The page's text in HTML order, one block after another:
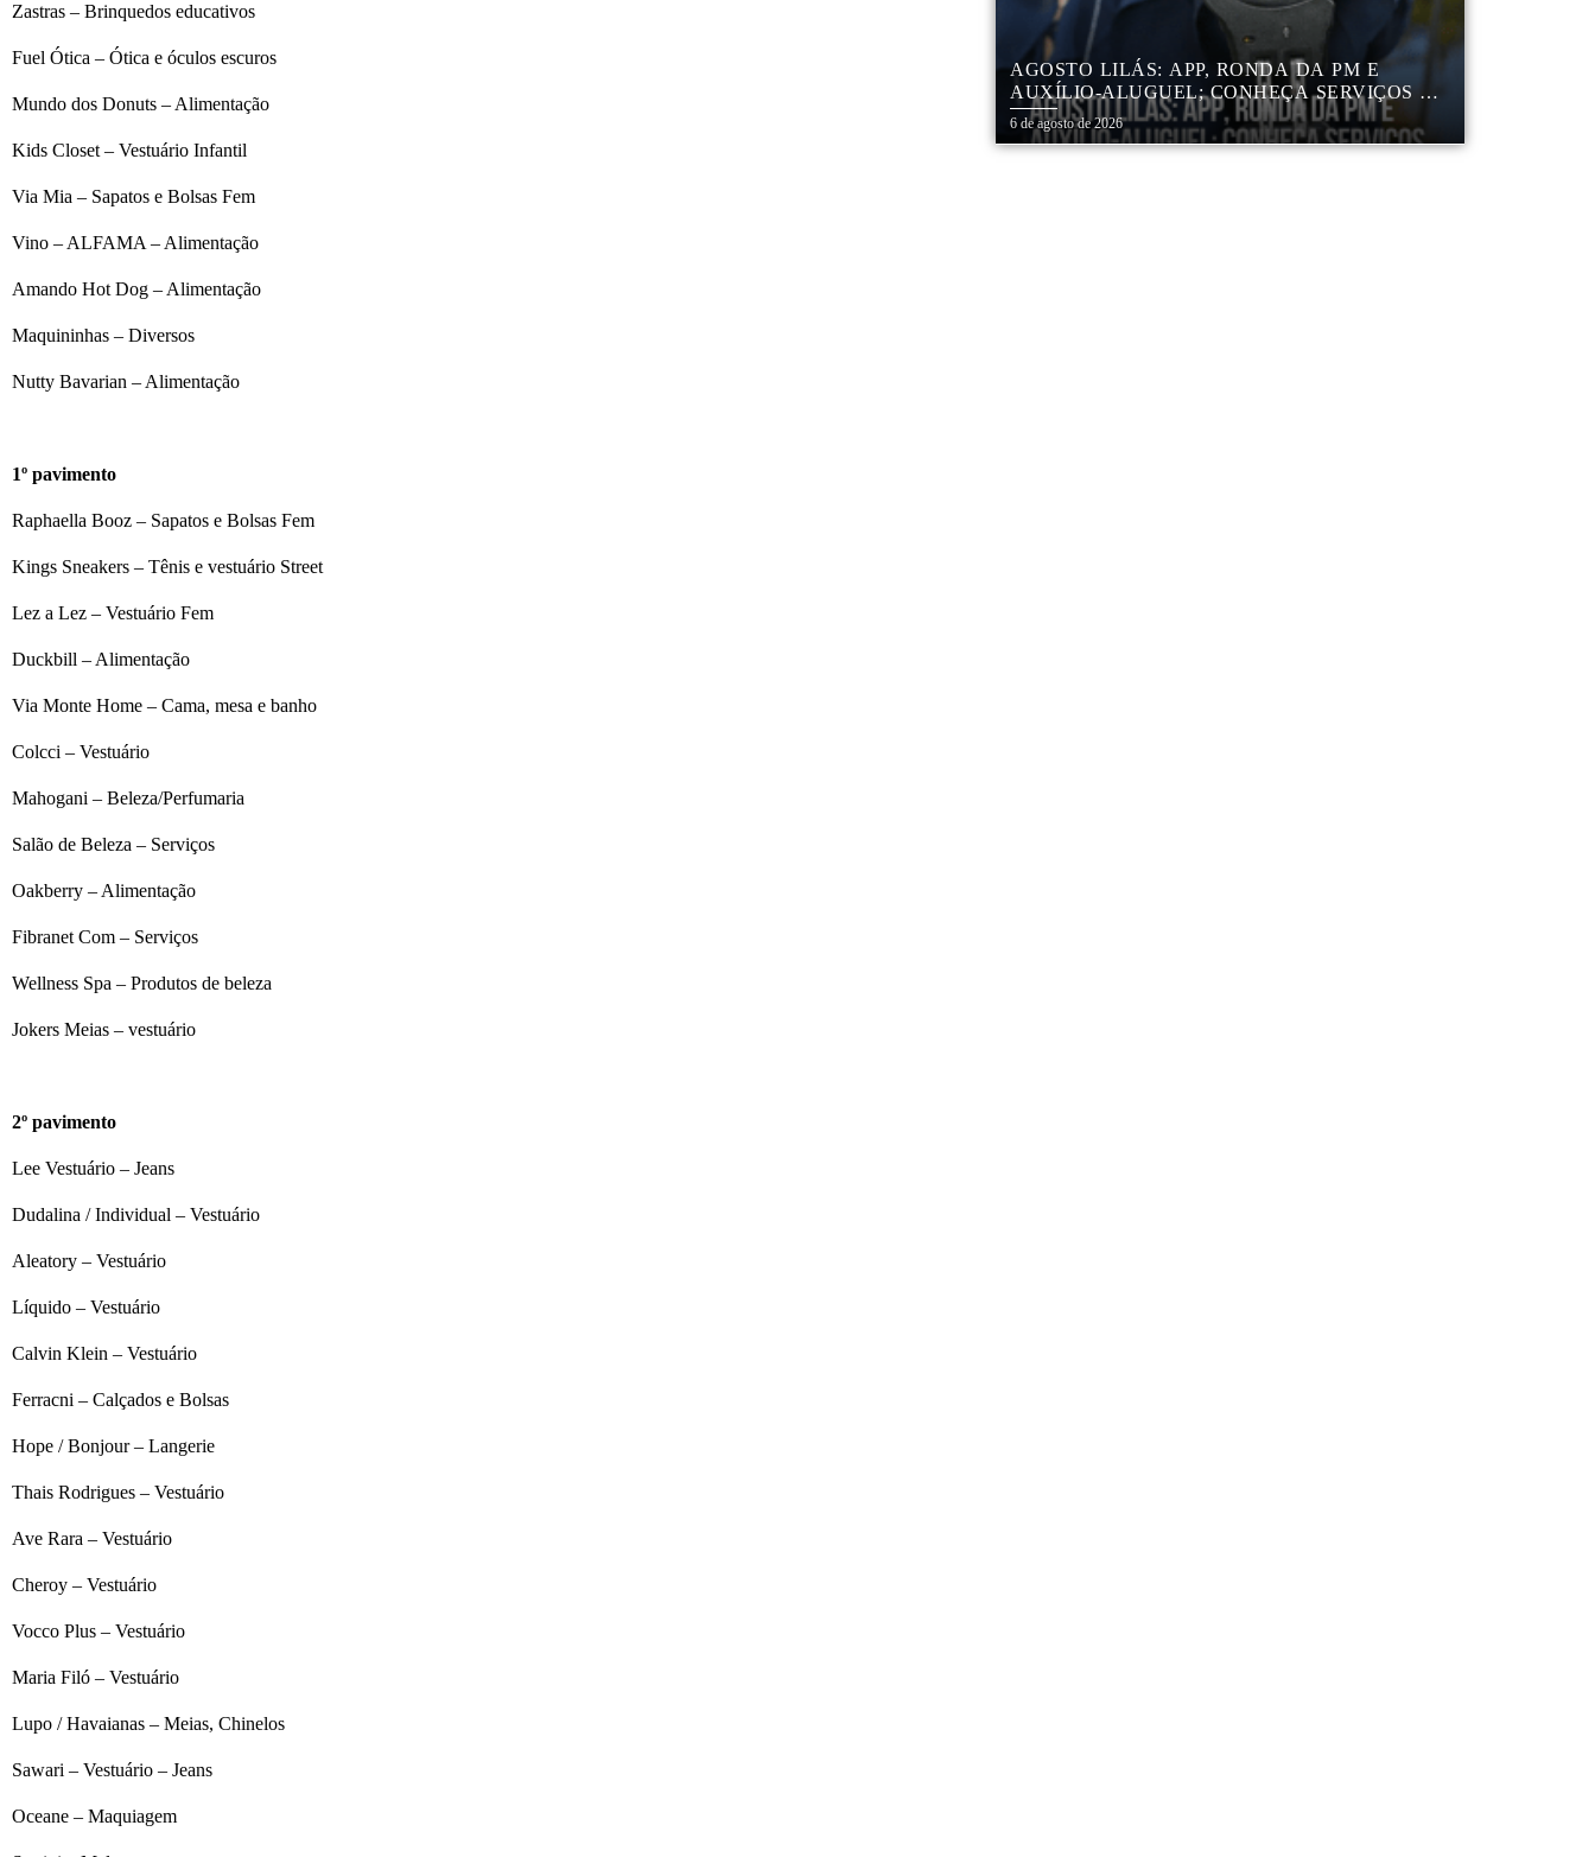
Zastras – Brinquedos educativos
Fuel Ótica – Ótica e óculos escuros
Mundo dos Donuts – Alimentação
Kids Closet – Vestuário Infantil
Via Mia – Sapatos e Bolsas Fem
Vino – ALFAMA – Alimentação
Amando Hot Dog – Alimentação
Maquininhas – Diversos
Nutty Bavarian – Alimentação
1º pavimento
Raphaella Booz – Sapatos e Bolsas Fem
Kings Sneakers – Tênis e vestuário Street
Lez a Lez – Vestuário Fem
Duckbill – Alimentação
Via Monte Home – Cama, mesa e banho
Colcci – Vestuário
Mahogani – Beleza/Perfumaria
Salão de Beleza – Serviços
Oakberry – Alimentação
Fibranet Com – Serviços
Wellness Spa – Produtos de beleza
Jokers Meias – vestuário
2º pavimento
Lee Vestuário – Jeans
Dudalina / Individual – Vestuário
Aleatory – Vestuário
Líquido – Vestuário
Calvin Klein – Vestuário
Ferracni – Calçados e Bolsas
Hope / Bonjour – Langerie
Thais Rodrigues – Vestuário
Ave Rara – Vestuário
Cheroy – Vestuário
Vocco Plus – Vestuário
Maria Filó – Vestuário
Lupo / Havaianas – Meias, Chinelos
Sawari – Vestuário – Jeans
Oceane – Maquiagem
AGOSTO LILÁS: APP, RONDA DA PM E
AUXÍLIO-ALUGUEL; CONHEÇA SERVIÇOS DA
REDE DE PROTEÇÃO ÀS MULHERES NO
ESTADO DE SP
6 de agosto de 2026